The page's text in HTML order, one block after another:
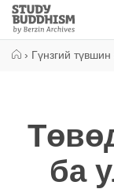
Close
Study
Buddhism
› Гүнзгий түвшин
ба